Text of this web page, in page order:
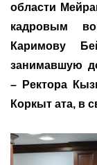
области
кадровым
Каримову
занимавшую
– Ректора
Коркыт ата, в